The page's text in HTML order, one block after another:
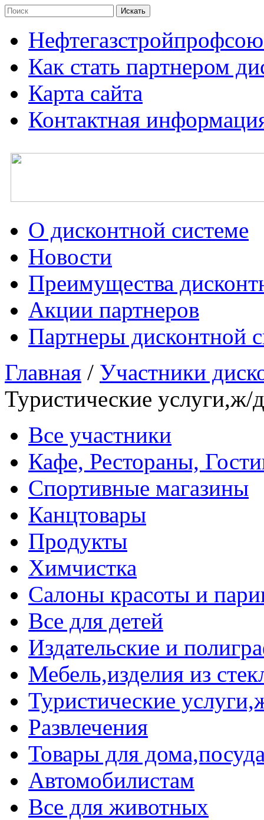
Как стать партнером
Карта сайта
Контактная
О дисконтной системе
Новости
Преимущества
Акции партнеров
Партнеры дисконтной
Главная / Участники
Туристические услуги,ж/
Все участники
Кафе, Рестораны,
Спортивные магазины
Канцтовары
Продукты
Химчистка
Салоны красоты и
Все для детей
Издательские и
Мебель,изделия из
Туристические
Развлечения
Товары для
Автомобилистам
Все для животных